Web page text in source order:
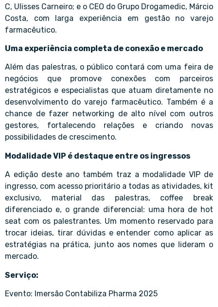
C, Ulisses Carneiro; e o CEO do Grupo Drogamedic, Márcio
Costa, com larga experiência em gestão no varejo
farmacêutico.
Uma experiência completa de conexão e mercado
Além das palestras, o público contará com uma feira de
negócios que promove conexões com parceiros
estratégicos e especialistas que atuam diretamente no
desenvolvimento do varejo farmacêutico. Também é a
chance de fazer networking de alto nível com outros
gestores, fortalecendo relações e criando novas
possibilidades de crescimento.
Modalidade VIP é destaque entre os ingressos
A edição deste ano também traz a modalidade VIP de
ingresso, com acesso prioritário a todas as atividades, kit
exclusivo, material das palestras, coffee break
diferenciado e, o grande diferencial: uma hora de hot
seat com os palestrantes. Um momento reservado para
trocar ideias, tirar dúvidas e entender como aplicar as
estratégias na prática, junto aos nomes que lideram o
mercado.
Serviço:
Evento: Imersão Contabiliza Pharma 2025